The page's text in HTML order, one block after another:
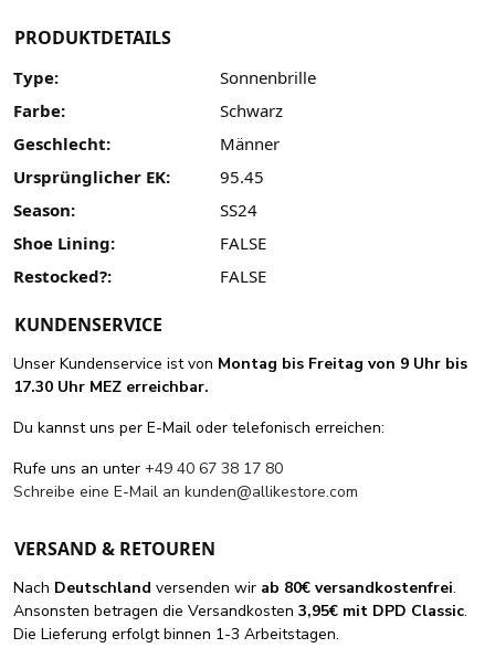
PRODUKTDETAILS
Type:
Sonnenbrille
Farbe:
Schwarz
Geschlecht:
Männer
Ursprünglicher EK:
95.45
Season:
SS24
Shoe Lining:
FALSE
Restocked?:
FALSE
KUNDENSERVICE
Unser Kundenservice ist von Montag bis Freitag von 9 Uhr bis
17.30 Uhr MEZ erreichbar.
Du kannst uns per E-Mail oder telefonisch erreichen:
Rufe uns an unter +49 40 67 38 17 80
Schreibe eine E-Mail an kunden@allikestore.com
VERSAND & RETOUREN
Nach Deutschland versenden wir ab 80€ versandkostenfrei.
Ansonsten betragen die Versandkosten 3,95€ mit DPD Classic.
Die Lieferung erfolgt binnen 1-3 Arbeitstagen.